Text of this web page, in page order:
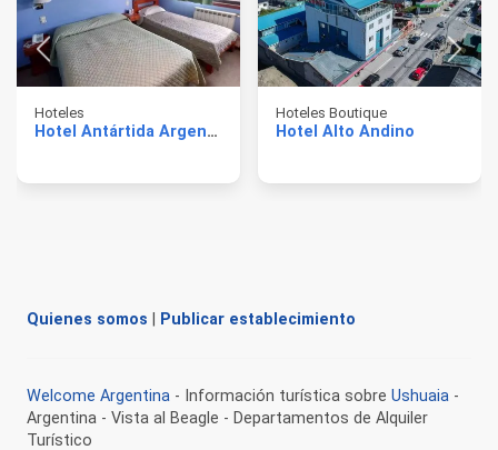
Hoteles
Hotel Antártida Argentina
Hoteles Boutique
Hotel Alto Andino
Quienes somos Publicar establecimiento
Welcome Argentina - Información turística sobre Ushuaia -
Argentina - Vista al Beagle - Departamentos de Alquiler
Turístico